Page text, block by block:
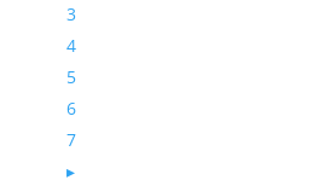
3
4
5
6
7
▸